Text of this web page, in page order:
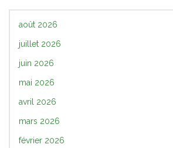
août 2026
juillet 2026
juin 2026
mai 2026
avril 2026
mars 2026
février 2026